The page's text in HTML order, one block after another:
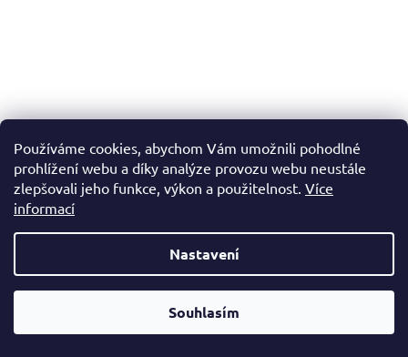
Používáme cookies, abychom Vám umožnili pohodlné
prohlížení webu a díky analýze provozu webu neustále
zlepšovali jeho funkce, výkon a použitelnost. Více
informací
Nastavení
Souhlasím
Od čtvrtka 6.8. do úterý 11.8. máme mimořádně zavřeno.
Přívěsek - oválné lůžko na pryskyřici - staromosaz -
Do 2 dnů (externí sklad)
8 Kč